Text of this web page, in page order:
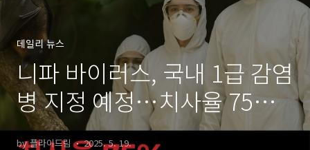
데일리 뉴스
니파 바이러스, 국내 1급 감염
병 지정 예정…치사율 75%
초고위험 전염병 주의보
by 플라이드림 2025. 5. 19.